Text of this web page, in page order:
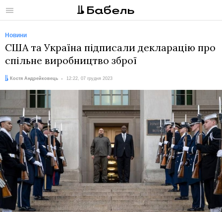
Меню
Новини
США та Україна підписали декларацію про
спільне виробництво зброї
Автор:
Костя Андрейковець
Дата: 12:22, 07 грудня 2023